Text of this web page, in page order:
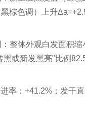
棕色调）上升
整体外观白发面积缩
黑或新发黑亮"比例
率：+41.2%；发干直